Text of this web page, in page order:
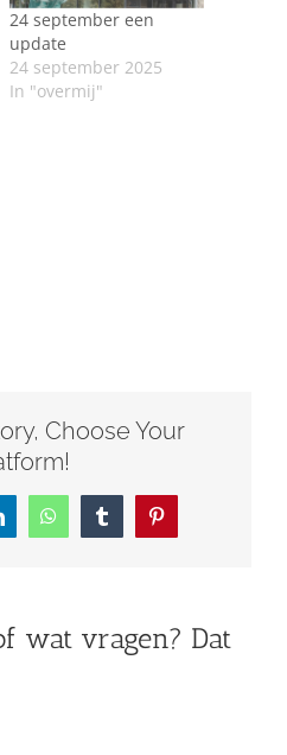
24 september een
update
24 september 2025
In "overmij"
Choose Your
WhatsAppTumblrPinterest
wat vragen? Dat